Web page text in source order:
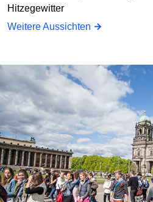
Hitzegewitter
Weitere Aussichten